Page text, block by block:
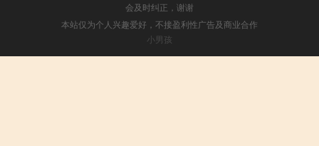
会及时纠正，谢谢
本站仅为个人兴趣爱好，不接盈利性广告及商业合作
小男孩